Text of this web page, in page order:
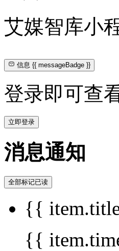
艾媒智库小
信息{{ messageBadge }}
登录即可查
立即登录
消息通知
全部标记已读
{{
{{